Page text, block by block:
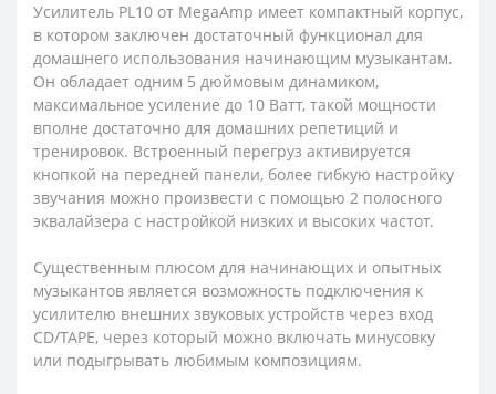
Усилитель PL10 от MegaAmp имеет компактный корпус,
в котором заключен достаточный функционал для
домашнего использования начинающим музыкантам.
Он обладает одним 5 дюймовым динамиком,
максимальное усиление до 10 Ватт, такой мощности
вполне достаточно для домашних репетиций и
тренировок. Встроенный перегруз активируется
кнопкой на передней панели, более гибкую настройку
звучания можно произвести с помощью 2 полосного
эквалайзера с настройкой низких и высоких частот.
Существенным плюсом для начинающих и опытных
музыкантов является возможность подключения к
усилителю внешних звуковых устройств через вход
CD/TAPE, через который можно включать минусовку
или подыгрывать любимым композициям.